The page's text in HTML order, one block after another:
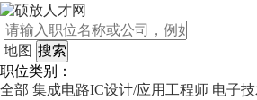
地图
职位类别：
全部 集成电路IC设计/应用工程师 电子